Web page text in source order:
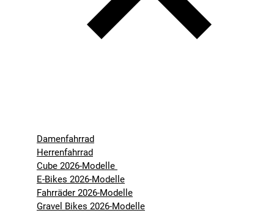
Damenfahrrad
Herrenfahrrad
Cube 2026-Modelle
E-Bikes 2026-Modelle
Fahrräder 2026-Modelle
Gravel Bikes 2026-Modelle